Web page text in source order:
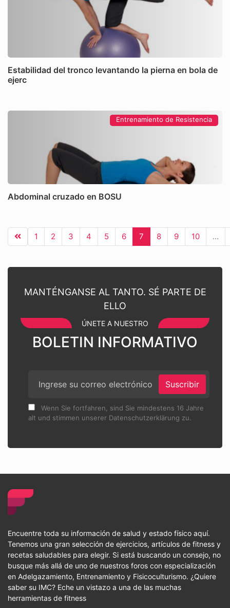
Estabilidad del tronco levantando la pierna en bola de
ejerc
Entrenamiento de Resistencia
Abdominal cruzado en BOSU
1 2 3 4 5 6 7 8 9 10 ...
MANTÉNGANSE AL TANTO. SÉ PARTE DE
ELLO
ÚNETE A NUESTRO
BOLETIN INFORMATIVO
Suscribir
Wenn Sie fortfahren, sind Sie mindestens 16 Jahre
alt und stimmen unserer Datenschutzerklärung zu.
Encuentre toda su información de salud y estado físico aquí.
Tenemos una gran selección de ejercicios, artículos de fitness y
recetas saludables para elegir. Si está buscando un consejo, no
busque más allá de uno de nuestros foros con especialización
en Adelgazamiento, Entrenamiento y Fisicoculturismo. ¿Quiere
saber su IMC? Eche un vistazo a una de las muchas
herramientas de fitness